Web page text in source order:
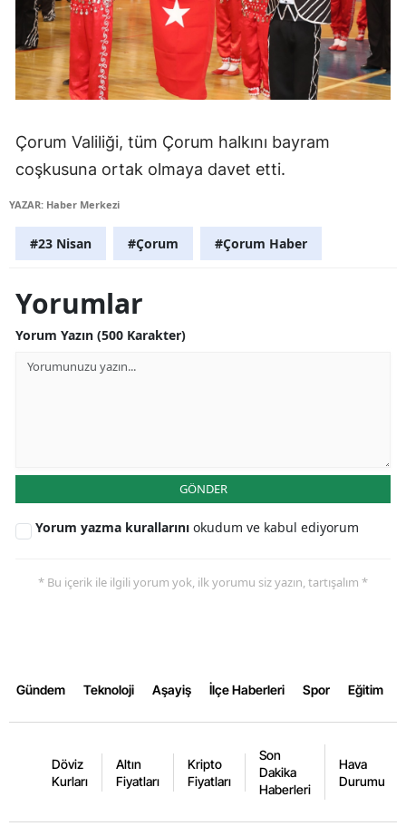
Van
Zonguldak
Bayburt
Kırıkkale
Kilis
Çorum Valiliği, tüm Çorum halkını bayram
coşkusuna ortak olmaya davet etti.
YAZAR: Haber Merkezi
#23 Nisan #Çorum #Çorum Haber
Yorumlar
Yorum Yazın (500 Karakter)
GÖNDER
Yorum yazma kurallarını okudum ve kabul ediyorum
* Bu içerik ile ilgili yorum yok, ilk yorumu siz yazın, tartışalım *
Gündem Teknoloji Aşayiş İlçe Haberleri Spor Eğitim
Döviz
Kurları
Altın
Fiyatları
Kripto
Fiyatları
Son
Dakika
Haberleri
Hava
Durumu